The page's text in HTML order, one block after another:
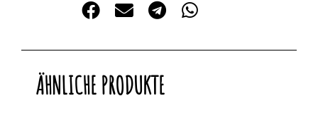
ÄHNLICHE PRODUKTE